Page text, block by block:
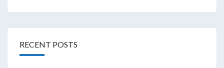
RECENT POSTS